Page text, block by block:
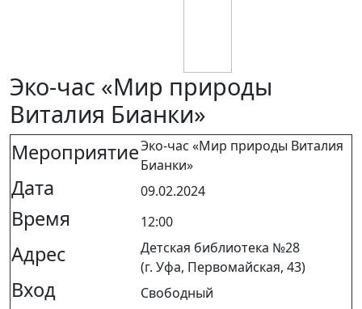
Эко-час «Мир природы
Виталия Бианки»
МероприятиеЭко-час «Мир природы Виталия
Бианки»
Дата 09.02.2024
Время 12:00
Адрес
Детская библиотека №28
(г. Уфа, Первомайская, 43)
Вход Свободный